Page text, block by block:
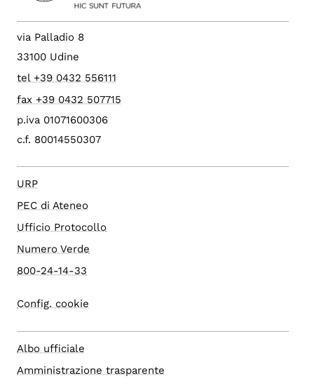
via Palladio 8
33100 Udine
tel +39 0432 556111
fax +39 0432 507715
p.iva 01071600306
c.f. 80014550307
URP
PEC di Ateneo
Ufficio Protocollo
Numero Verde
800-24-14-33
Config. cookie
Albo ufficiale
Amministrazione trasparente